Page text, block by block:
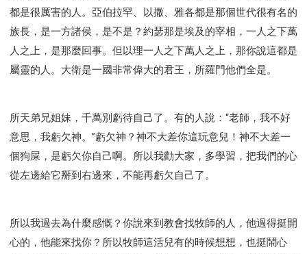
都是很厲害的人。亞伯拉罕、以撒、雅各都是那個世代很有名的
族長，是一方諸侯，是不是？約瑟那是埃及的宰相，一人之下萬
人之上，是那麼回事。但以理一人之下萬人之上，那你說這都是
屬靈的人。大衛是一國非常偉大的君王，所羅門他們全是。
所天弟兄姐妹，千萬別虧待自己了。有的人說：“老師，我不好
意思，我虧欠神。”虧欠神？神不大差你這玩意兒！神不大差一
個狗屎，是虧欠你自己啊。所以我勸大家，多學習，把我們的心
從左邊給它掰到右邊來，不能再虧欠自己了。
所以我過去為什麼感慨？你說來到教會找牧師的人，他過得挺開
心的，他能來找你？所以牧師這活兒有的時候想想，也挺鬧心